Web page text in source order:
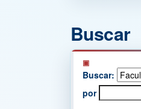
Buscar
Buscar:
por